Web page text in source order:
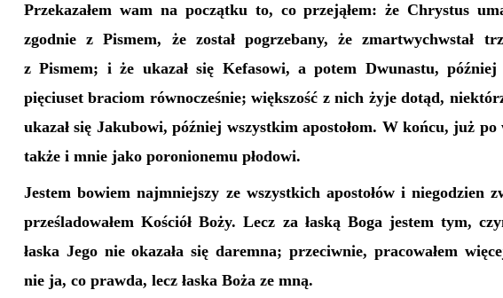
Przekazałem wam na początku to, co przejąłem: że Chrystus
zgodnie z Pismem, że został pogrzebany, że zmartwychwstał
z Pismem; i że ukazał się Kefasowi, a potem Dwunastu,
pięciuset braciom równocześnie; większość z nich żyje dotąd,
ukazał się Jakubowi, później wszystkim apostołom. W końcu, już po
także i mnie jako poronionemu płodowi.
Jestem bowiem najmniejszy ze wszystkich apostołów i niegodzien
prześladowałem Kościół Boży. Lecz za łaską Boga jestem tym,
łaska Jego nie okazała się daremna; przeciwnie, pracowałem
nie ja, co prawda, lecz łaska Boża ze mną.